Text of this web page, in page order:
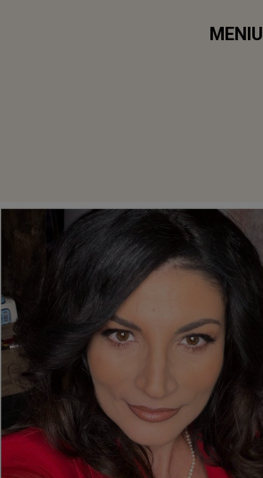
MENIU